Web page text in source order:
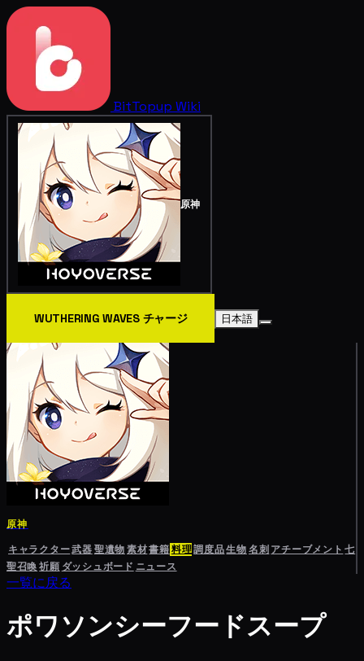
BitTopup Wiki
原神
WUTHERING WAVES チャージ 日本語
原神
キャラクター武器聖遺物素材書籍料理調度品生物名刺 アチーブメント 七
聖召喚祈願 ダッシュボード ニュース
一覧に戻る
ポワソンシーフードスープ